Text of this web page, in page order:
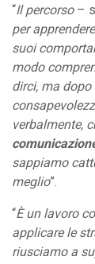
“Il percorso–
per
suoi
modo
dirci, ma
verbalmente,
sappiamo
meglio”.
“È un lavoro
applicare le
riusciamo a